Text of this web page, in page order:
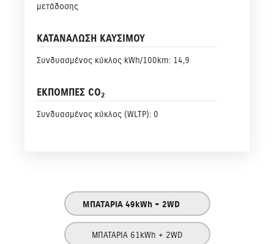
μετάδοσης
ΚΑΤΑΝΑΛΩΣΗ ΚΑΥΣΙΜΟΥ
Συνδυασμένος κύκλος kWh/100km: 14,9
ΕΚΠΟΜΠΕΣ CO2
Συνδυασμένος κύκλος (WLTP): 0
ΜΠΑΤΑΡΙΑ 49kWh + 2WD
ΜΠΑΤΑΡΙΑ 61kWh + 2WD